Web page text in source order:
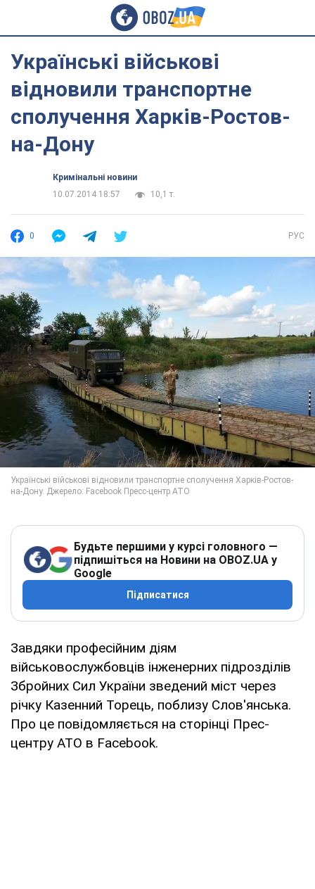
Українські військові
відновили транспортне
сполучення Харків-Ростов-
на-Дону
Кримінальні новини
10.07.2014 18:57
10,1 т.
0 РУС
Будьте першими у курсі головного —
підпишіться на Новини на OBOZ.UA у
Google
Підписатися
Завдяки професійним діям
військовослужбовців інженерних підрозділів
Збройних Сил України зведений міст через
річку Казенний Торець, поблизу Слов'янська.
Про це повідомляється на сторінці Прес-
центру АТО в Facebook.